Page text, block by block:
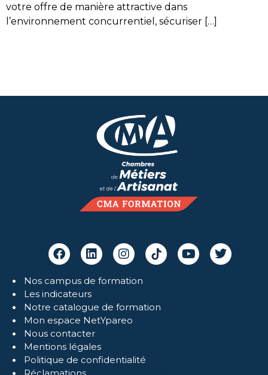
votre offre de manière attractive dans
l’environnement concurrentiel, sécuriser […]
Nos campus de formation
Les indicateurs
Notre catalogue de formation
Mon espace NetYpareo
Nous contacter
Mentions légales
Politique de confidentialité